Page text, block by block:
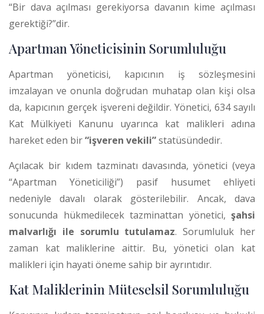
“Bir dava açılması gerekiyorsa davanın kime açılması
gerektiği?”dir.
Apartman Yöneticisinin Sorumluluğu
Apartman yöneticisi, kapıcının iş sözleşmesini
imzalayan ve onunla doğrudan muhatap olan kişi olsa
da, kapıcının gerçek işvereni değildir. Yönetici, 634 sayılı
Kat Mülkiyeti Kanunu uyarınca kat malikleri adına
hareket eden bir“işveren vekili”statüsündedir.
Açılacak bir kıdem tazminatı davasında, yönetici (veya
“Apartman Yöneticiliği”) pasif husumet ehliyeti
nedeniyle davalı olarak gösterilebilir. Ancak, dava
sonucunda hükmedilecek tazminattan yönetici, şahsi
malvarlığı ile sorumlu tutulamaz. Sorumluluk her
zaman kat maliklerine aittir. Bu, yönetici olan kat
malikleri için hayati öneme sahip bir ayrıntıdır.
Kat Maliklerinin Müteselsil Sorumluluğu